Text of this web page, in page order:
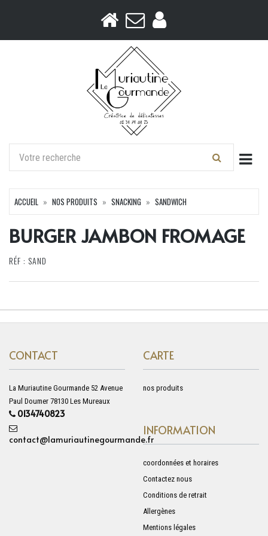
ACCUEIL NOS PRODUITS SNACKING SANDWICH
BURGER JAMBON FROMAGE
RÉF : SAND
CONTACT
La Muriautine Gourmande 52 Avenue
Paul Doumer 78130 Les Mureaux
0134740823
contact@lamuriautinegourmande.fr
CARTE
nos produits
INFORMATION
coordonnées et horaires
Contactez nous
Conditions de retrait
Allergènes
Mentions légales